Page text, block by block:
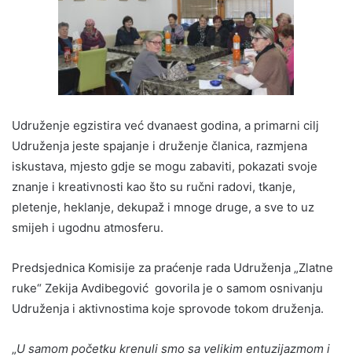
Udruženje egzistira već dvanaest godina, a primarni cilj
Udruženja jeste spajanje i druženje članica, razmjena
iskustava, mjesto gdje se mogu zabaviti, pokazati svoje
znanje i kreativnosti kao što su ručni radovi, tkanje,
pletenje, heklanje, dekupaž i mnoge druge, a sve to uz
smijeh i ugodnu atmosferu.
Predsjednica Komisije za praćenje rada Udruženja „Zlatne
ruke“ Zekija Avdibegović govorila je o samom osnivanju
Udruženja i aktivnostima koje sprovode tokom druženja.
„U samom početku krenuli smo sa velikim entuzijazmom i